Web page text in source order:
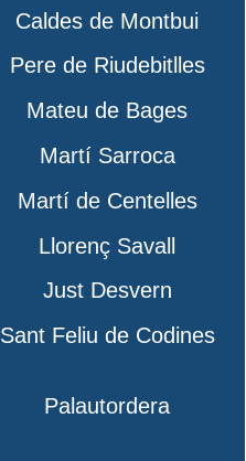
Caldes de Montbui
Pere de Riudebitlles
Mateu de Bages
Martí Sarroca
Martí de Centelles
Llorenç Savall
Just Desvern
Sant Feliu de Codines
Palautordera